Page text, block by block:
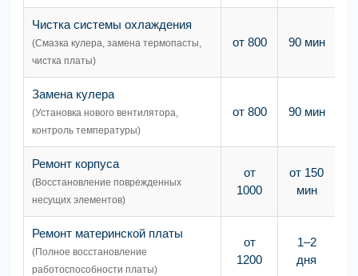
Чистка системы охлаждения
(Смазка кулера, замена термопасты,
чистка платы)
от 800 90 мин
Замена кулера
(Установка нового вентилятора,
контроль температуры)
от 800 90 мин
Ремонт корпуса
(Восстановление поврежденных
несущих элементов)
от
1000
от 150
мин
Ремонт материнской платы
(Полное восстановление
работоспособности платы)
от
1200
1–2
дня